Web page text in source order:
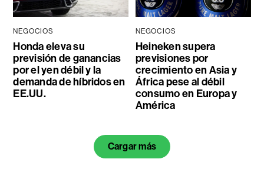
NEGOCIOS
Honda eleva su
previsión de ganancias
por el yen débil y la
demanda de híbridos en
EE.UU.
NEGOCIOS
Heineken supera
previsiones por
crecimiento en Asia y
África pese al débil
consumo en Europa y
América
Cargar más